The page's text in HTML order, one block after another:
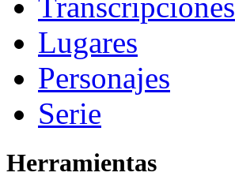
Lugares
Personajes
Serie
Herramientas